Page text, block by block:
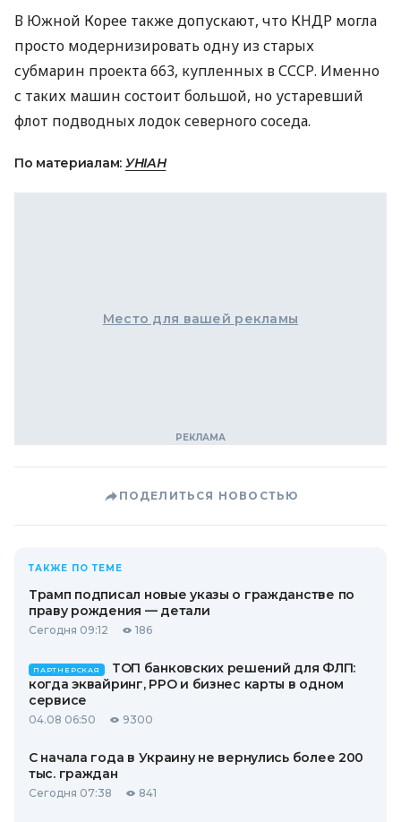
В Южной Корее также допускают, что КНДР могла
просто модернизировать одну из старых
субмарин проекта 663, купленных вСССР. Именно
с таких машин состоит большой, но устаревший
флот подводных лодок северного соседа.
По материалам: УНІАН
Место для вашей рекламы
ПОДЕЛИТЬСЯ НОВОСТЬЮ
ТАКЖЕ ПО ТЕМЕ
Трамп подписал новые указы о гражданстве по
праву рождения — детали
Сегодня 09:12 186
ПАРТНЕРСКАЯ
ТОП банковских решений для ФЛП:
когда эквайринг, РРО и бизнес карты в одном
сервисе
04.08 06:50 9300
С начала года в Украину не вернулись более 200
тыс. граждан
Сегодня 07:38 841